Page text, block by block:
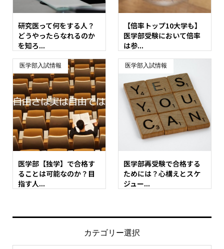
研究医って何をする人？
どうやったらなれるのか
を知ろ...
【倍率トップ10大学も】
医学部受験において倍率
は参...
医学部入試情報
医学部【独学】で合格す
ることは可能なのか？目
指す人...
医学部入試情報
医学部再受験で合格する
ためには？心構えとスケ
ジュー...
カテゴリー選択